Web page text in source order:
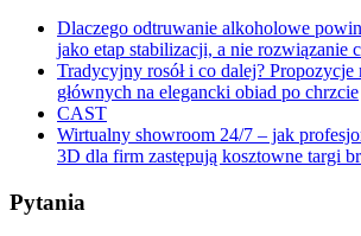
Dlaczego odtruwanie alkoholowe
jako etap stabilizacji, a nie rozwiązanie
Tradycyjny rosół i co dalej? Propozycje
głównych na elegancki obiad po chrzcie
CAST
Wirtualny showroom 24/7 – jak
3D dla firm zastępują kosztowne targi
Pytania